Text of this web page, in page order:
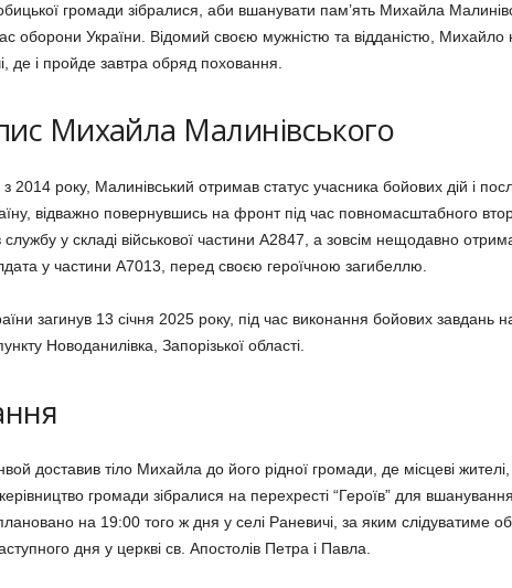
громади зібралися, аби вшанувати пам’ять Михайла
оборони України. Відомий своєю мужністю та відданістю, Михайло
де і пройде завтра обряд поховання.
Михайла Малинівського
2014 року, Малинівський отримав статус учасника бойових дій і
відважно повернувшись на фронт під час повномасштабного
у складі військової частини А2847, а зовсім нещодавно
у частини А7013, перед своєю героїчною загибеллю.
загинув 13 січня 2025 року, під час виконання бойових завдань
Новоданилівка, Запорізької області.
доставив тіло Михайла до його рідної громади, де місцеві жителі,
громади зібралися на перехресті “Героїв” для вшанування
на 19:00 того ж дня у селі Раневичі, за яким слідуватиме
дня у церкві св. Апостолів Петра і Павла.